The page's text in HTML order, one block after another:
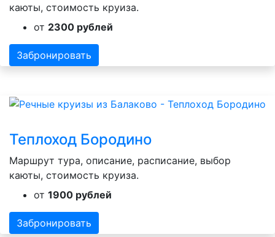
каюты, стоимость круиза.
от 2300 рублей
Забронировать
Теплоход Бородино
Маршрут тура, описание, расписание, выбор
каюты, стоимость круиза.
от 1900 рублей
Забронировать